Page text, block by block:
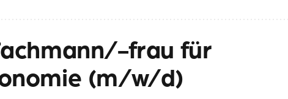
frau für
(m/w/d)